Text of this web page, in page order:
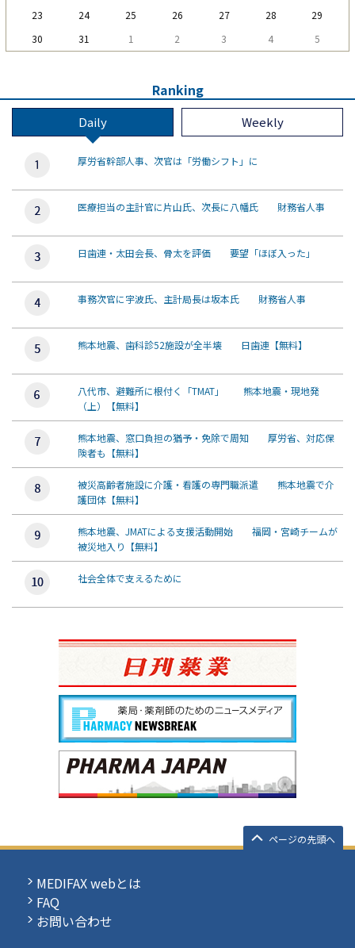
23
24 25 26 27 28
29
30
31 1 2 3 4 5
Ranking
Daily Weekly
厚労省幹部人事、次官は「労働シフト」に
医療担当の主計官に片山氏、次長に八幡氏 財務省人事
日歯連・太田会長、骨太を評価 要望「ほぼ入った」
事務次官に宇波氏、主計局長は坂本氏 財務省人事
熊本地震、歯科診52施設が全半壊 日歯連【無料】
八代市、避難所に根付く「TMAT」 熊本地震・現地発
（上）【無料】
熊本地震、窓口負担の猶予・免除で周知 厚労省、対応保
険者も【無料】
被災高齢者施設に介護・看護の専門職派遣 熊本地震で介
護団体【無料】
熊本地震、JMATによる支援活動開始 福岡・宮崎チームが
被災地入り【無料】
社会全体で支えるために
ページの先頭へ
MEDIFAX webとは
FAQ
お問い合わせ